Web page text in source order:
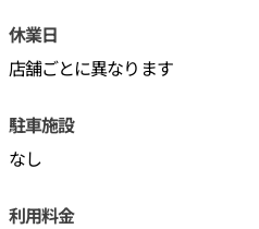
休業日
店舗ごとに異なります
駐車施設
なし
利用料金